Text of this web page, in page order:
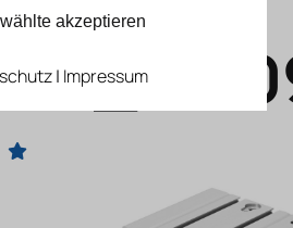
Justiereinheit FP_01-09-50-06
akzeptieren
| Impressum